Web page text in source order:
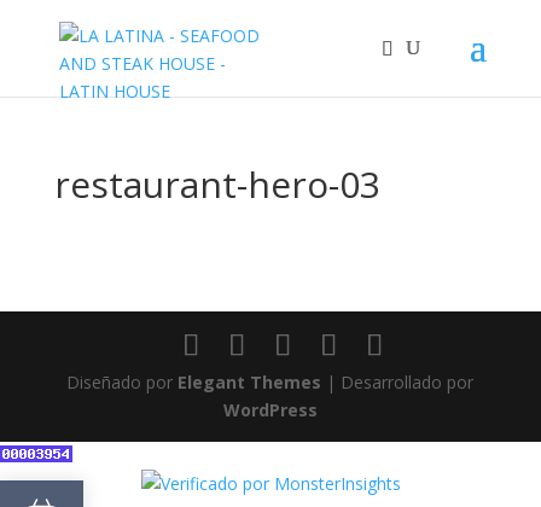
restaurant-hero-03
Diseñado por Elegant Themes | Desarrollado por
WordPress